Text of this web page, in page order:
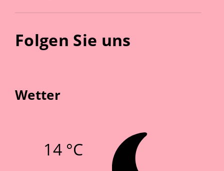
Folgen Sie uns
Wetter
14 °C